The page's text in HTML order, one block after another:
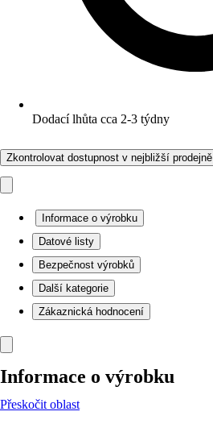
Dodací lhůta cca 2-3 týdny
Zkontrolovat dostupnost v nejbližší prodejně
Informace o výrobku
Datové listy
Bezpečnost výrobků
Další kategorie
Zákaznická hodnocení
Informace o výrobku
Přeskočit oblast